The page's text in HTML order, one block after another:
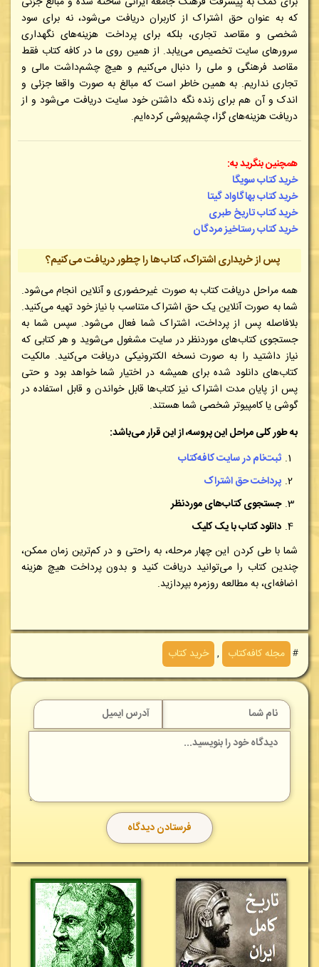
که به عنوان حق اشتراک از کاربران دریافت می‌شود، نه برای سود
شخصی و مقاصد تجاری، بلکه برای پرداخت هزینه‌های نگهداری
سرورهای سایت تخصیص می‌یابد. از همین روی ما در کافه کتاب فقط
مقاصد فرهنگی و ملی را دنبال می‌کنیم و هیچ چشم‌داشت مالی و
تجاری نداریم. به همین خاطر است که مبالغ به صورت واقعا جزئی و
اندک و آن هم برای زنده نگه داشتن خود سایت دریافت می‌شود و از
دریافت هزینه‌های گزا، چشم‌پوشی کرده‌ایم.
همچنین بنگرید به:
خرید کتاب سویگا
خرید کتاب بهاگاواد گیتا
خرید کتاب تاریخ طبری
خرید کتاب رستاخیز مردگان
پس از خریداری اشتراک، کتاب‌ها را چطور دریافت می‌کنیم؟
همه مراحل دریافت کتاب به صورت غیرحضوری و آنلاین انجام می‌شود.
شما به صورت آنلاین یک حق اشتراک متناسب با نیاز خود تهیه می‌کنید.
بلافاصله پس از پرداخت، اشتراک شما فعال می‌شود. سپس شما به
جستجوی کتاب‌های موردنظر در سایت مشغول می‌شوید و هر کتابی که
نیاز داشتید را به صورت نسخه الکترونیکی دریافت می‌کنید. مالکیت
کتاب‌های دانلود شده برای همیشه در اختیار شما خواهد بود و حتی
پس از پایان مدت اشتراک نیز کتاب‌ها قابل خواندن و قابل استفاده در
گوشی یا کامپیوتر شخصی شما هستند.
به طور کلی مراحل این پروسه، از این قرار می‌باشد:
ثبت‌نام در سایت کافه‌کتاب
پرداخت حق اشتراک
جستجوی کتاب‌های موردنظر
دانلود کتاب با یک کلیک
شما با طی کردن این چهار مرحله، به راحتی و در کم‌ترین زمان ممکن،
چندین کتاب را می‌توانید دریافت کنید و بدون پرداخت هیچ هزینه
اضافه‌ای، به مطالعه روزمره بپردازید.
＃ مجله کافه‌کتاب , خرید کتاب